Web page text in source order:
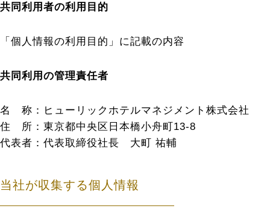
共同利用者の利用目的
「個人情報の利用目的」に記載の内容
共同利用の管理責任者
名 称：ヒューリックホテルマネジメント株式会社
住 所：東京都中央区日本橋小舟町13-8
代表者：代表取締役社長 大町 祐輔
当社が収集する個人情報